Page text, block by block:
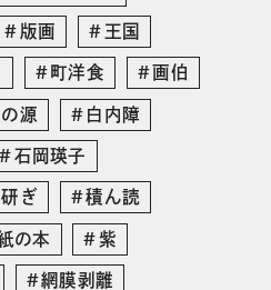
版画 王国
町洋食 画伯
源 白内障
石岡瑛子
研ぎ 積ん読
の本 紫
網膜剥離